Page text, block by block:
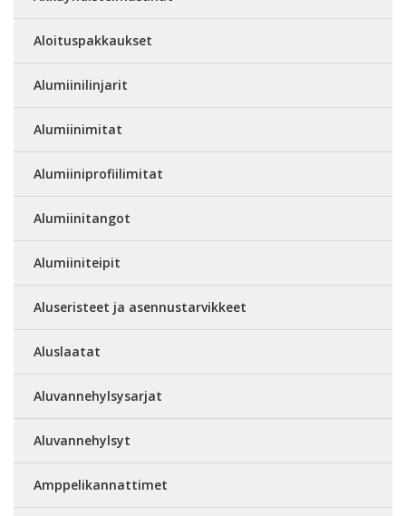
Aloituspakkaukset
Alumiinilinjarit
Alumiinimitat
Alumiiniprofiilimitat
Alumiinitangot
Alumiiniteipit
Aluseristeet ja asennustarvikkeet
Aluslaatat
Aluvannehylsysarjat
Aluvannehylsyt
Amppelikannattimet